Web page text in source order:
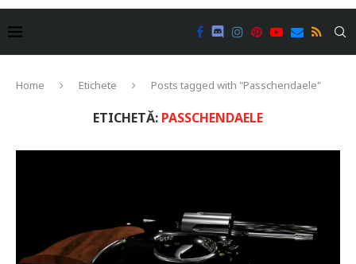
Home Etichete Posts tagged with "Passchendaele"
ETICHETĂ: PASSCHENDAELE